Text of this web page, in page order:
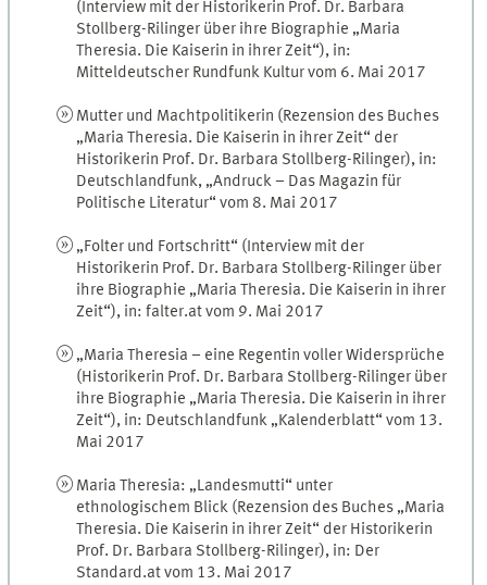
(Interview mit der Historikerin Prof. Dr. Barbara
Stollberg-Rilinger über ihre Biographie „Maria
Theresia. Die Kaiserin in ihrer Zeit“), in:
Mitteldeutscher Rundfunk Kultur vom 6. Mai 2017
Mutter und Machtpolitikerin (Rezension des Buches
„Maria Theresia. Die Kaiserin in ihrer Zeit“ der
Historikerin Prof. Dr. Barbara Stollberg-Rilinger), in:
Deutschlandfunk, „Andruck – Das Magazin für
Politische Literatur“ vom 8. Mai 2017
„Folter und Fortschritt“ (Interview mit der
Historikerin Prof. Dr. Barbara Stollberg-Rilinger über
ihre Biographie „Maria Theresia. Die Kaiserin in ihrer
Zeit“), in: falter.at vom 9. Mai 2017
„Maria Theresia – eine Regentin voller Widersprüche
(Historikerin Prof. Dr. Barbara Stollberg-Rilinger über
ihre Biographie „Maria Theresia. Die Kaiserin in ihrer
Zeit“), in: Deutschlandfunk „Kalenderblatt“ vom 13.
Mai 2017
Maria Theresia: „Landesmutti“ unter
ethnologischem Blick (Rezension des Buches „Maria
Theresia. Die Kaiserin in ihrer Zeit“ der Historikerin
Prof. Dr. Barbara Stollberg-Rilinger), in: Der
Standard.at vom 13. Mai 2017